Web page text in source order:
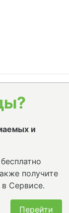
и
получите
Сервисе.
Перейти